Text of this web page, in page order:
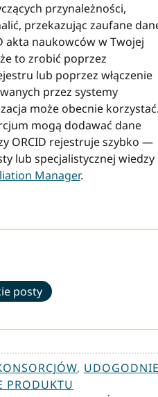
przynależności,
przekazując zaufane
akta naukowców w Twojej
to zrobić poprzez
lub poprzez włączenie
przez systemy
może obecnie korzystać.
mogą dodawać dane
ORCID rejestruje szybko —
lub specjalistycznej wiedzy
Manager.
posty
,
PRODUKTU